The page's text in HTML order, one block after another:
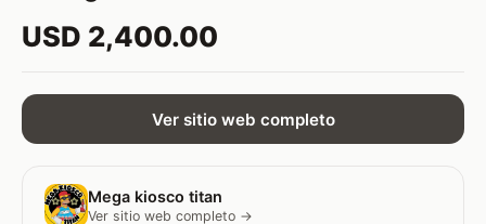
USD 2,400.00
Ver sitio web completo
Mega kiosco titan
Ver sitio web completo →